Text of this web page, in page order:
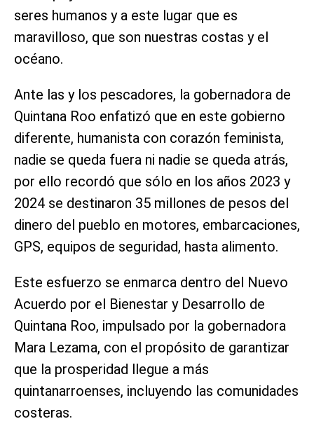
seres humanos y a este lugar que es
maravilloso, que son nuestras costas y el
océano.
Ante las y los pescadores, la gobernadora de
Quintana Roo enfatizó que en este gobierno
diferente, humanista con corazón feminista,
nadie se queda fuera ni nadie se queda atrás,
por ello recordó que sólo en los años 2023 y
2024 se destinaron 35 millones de pesos del
dinero del pueblo en motores, embarcaciones,
GPS, equipos de seguridad, hasta alimento.
Este esfuerzo se enmarca dentro del Nuevo
Acuerdo por el Bienestar y Desarrollo de
Quintana Roo, impulsado por la gobernadora
Mara Lezama, con el propósito de garantizar
que la prosperidad llegue a más
quintanarroenses, incluyendo las comunidades
costeras.